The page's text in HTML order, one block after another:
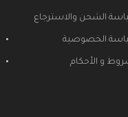
الشحن والاسترجاع
الخصوصية
و الأحكام